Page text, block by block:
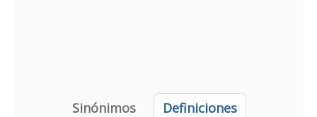
Sinónimos
Definiciones